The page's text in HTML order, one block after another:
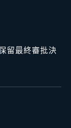
留最終審批決